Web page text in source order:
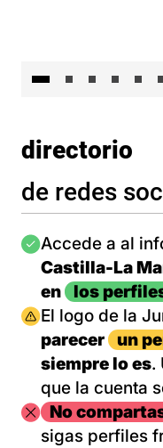
directorio
de redes
Imagen
Accede a al
Castilla-La
en
los
Imagen
El logo de la
parecer
un
siempre lo es.
que la cuenta
Imagen
No
sigas perfiles